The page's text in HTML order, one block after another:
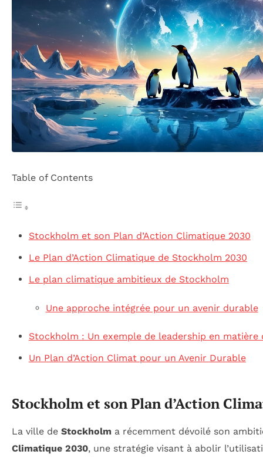
Table of Contents
Stockholm et son Plan d’Action Climatique 2030
Le Plan d’Action Climatique de Stockholm 2030
Le plan climatique ambitieux de Stockholm
Une approche intégrée pour un avenir durable
Stockholm : Un exemple de leadership en matière
Un Plan d’Action Climat pour un Avenir Durable
Stockholm et son Plan d’Action
La ville de Stockholm a récemment dévoilé son
Climatique 2030, une stratégie visant à abolir